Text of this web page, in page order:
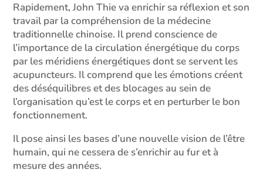
Rapidement, John Thie va enrichir sa réflexion et son
travail par la compréhension de la médecine
traditionnelle chinoise. Il prend conscience de
l’importance de la circulation énergétique du corps
par les méridiens énergétiques dont se servent les
acupuncteurs. Il comprend que les émotions créent
des déséquilibres et des blocages au sein de
l’organisation qu’est le corps et en perturber le bon
fonctionnement.
Il pose ainsi les bases d’une nouvelle vision de l’être
humain, qui ne cessera de s’enrichir au fur et à
mesure des années.